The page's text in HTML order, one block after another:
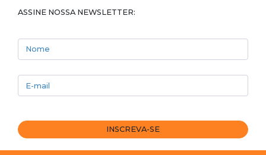
ASSINE NOSSA NEWSLETTER:
INSCREVA-SE